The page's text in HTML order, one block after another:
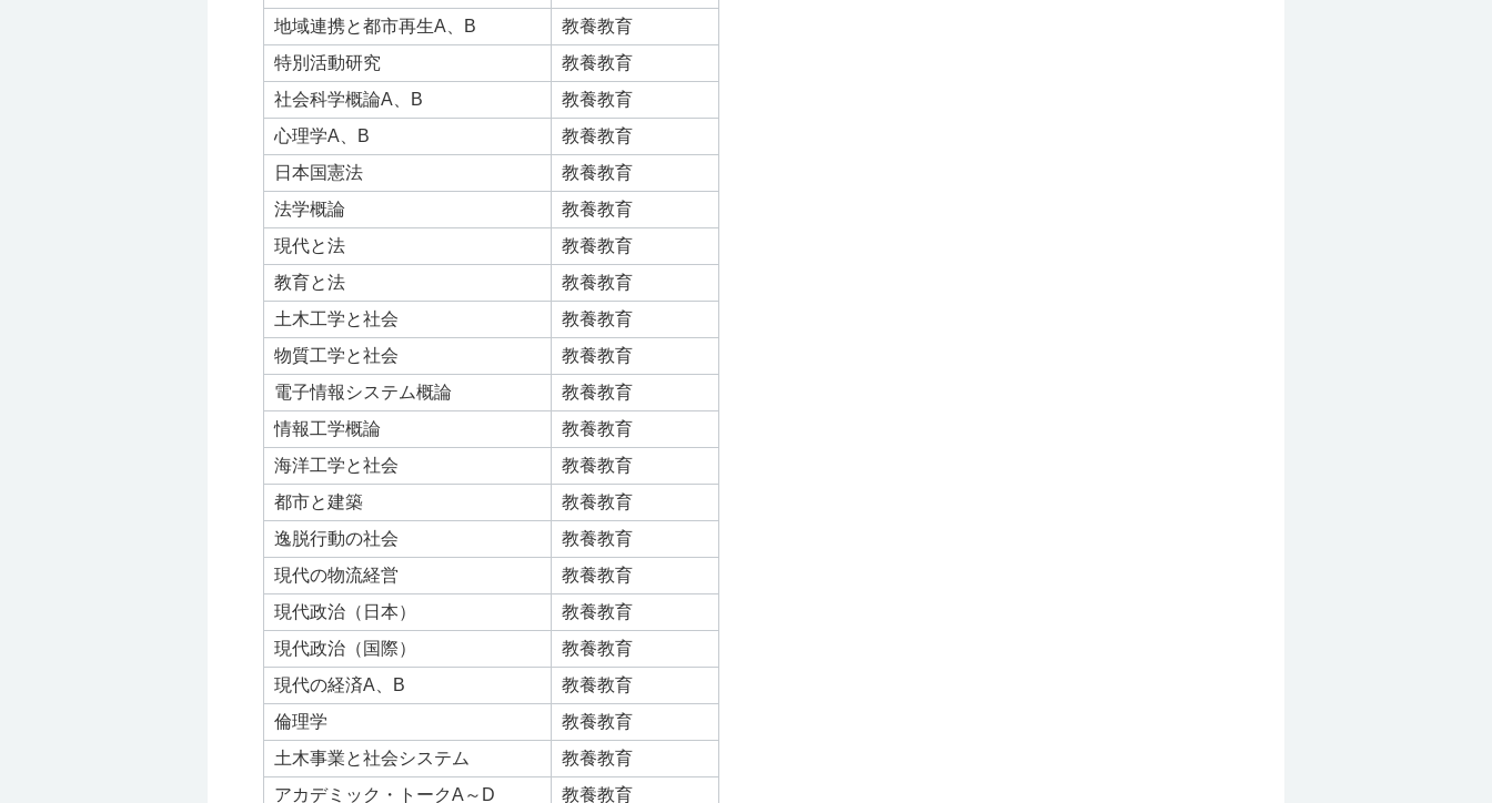
地域連携と都市再生A、B
教養教育
特別活動研究
教養教育
社会科学概論A、B
教養教育
心理学A、B
教養教育
日本国憲法
教養教育
法学概論
教養教育
現代と法
教養教育
教育と法
教養教育
土木工学と社会
教養教育
物質工学と社会
教養教育
電子情報システム概論
教養教育
情報工学概論
教養教育
海洋工学と社会
教養教育
都市と建築
教養教育
逸脱行動の社会
教養教育
現代の物流経営
教養教育
現代政治（日本）
教養教育
現代政治（国際）
教養教育
現代の経済A、B
教養教育
倫理学
教養教育
土木事業と社会システム
教養教育
アカデミック・トークA～D
教養教育